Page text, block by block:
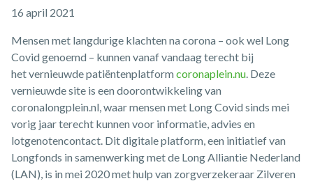
16 april 2021
Mensen met langdurige klachten na corona – ook wel Long
Covid genoemd – kunnen vanaf vandaag terecht bij
het vernieuwde patiëntenplatformcoronaplein.nu . Deze
vernieuwde site is een doorontwikkeling van
coronalongplein.nl, waar mensen met Long Covid sinds mei
vorig jaar terecht kunnen voor informatie, advies en
lotgenotencontact. Dit digitale platform, een initiatief van
Longfonds in samenwerking met de Long Alliantie Nederland
(LAN), is in mei 2020 met hulp van zorgverzekeraar Zilveren